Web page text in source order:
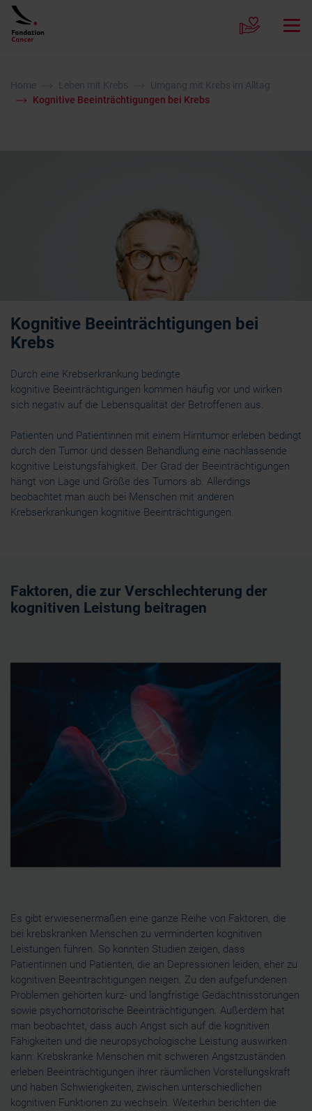
Home Leben mit Krebs
Umgang mit Krebs im Alltag
Kognitive Beeinträchtigungen bei Krebs
Kognitive Beeinträchtigungen bei
Krebs
Durch eine Krebserkrankung bedingte
kognitive Beeinträchtigungen kommen häufig vor und wirken
sich negativ auf die Lebensqualität der Betroffenen aus.
Patienten und Patientinnen mit einem Hirntumor erleben bedingt
durch den Tumor und dessen Behandlung eine nachlassende
kognitive Leistungsfähigkeit. Der Grad der Beeinträchtigungen
hängt von Lage und Größe des Tumors ab. Allerdings
beobachtet man auch bei Menschen mit anderen
Krebserkrankungen kognitive Beeinträchtigungen.
Faktoren, die zur Verschlechterung der
kognitiven Leistung beitragen
Es gibt erwiesenermaßen eine ganze Reihe von Faktoren, die
bei krebskranken Menschen zu verminderten kognitiven
Leistungen führen. So konnten Studien zeigen, dass
Patientinnen und Patienten, die an Depressionen leiden, eher zu
kognitiven Beeinträchtigungen neigen. Zu den aufgefundenen
Problemen gehörten kurz- und langfristige Gedächtnisstörungen
sowie psychomotorische Beeinträchtigungen. Außerdem hat
man beobachtet, dass auch Angst sich auf die kognitiven
Fähigkeiten und die neuropsychologische Leistung auswirken
kann: Krebskranke Menschen mit schweren Angstzuständen
erleben Beeinträchtigungen ihrer räumlichen Vorstellungskraft
und haben Schwierigkeiten, zwischen unterschiedlichen
kognitiven Funktionen zu wechseln. Weiterhin berichten die